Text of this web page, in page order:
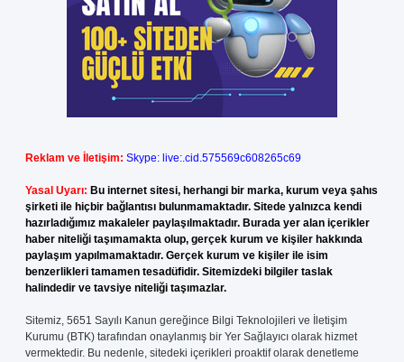
Reklam ve İletişim: Skype: live:.cid.575569c608265c69
Yasal Uyarı: Bu internet sitesi, herhangi bir marka, kurum veya şahıs
şirketi ile hiçbir bağlantısı bulunmamaktadır. Sitede yalnızca kendi
hazırladığımız makaleler paylaşılmaktadır. Burada yer alan içerikler
haber niteliği taşımamakta olup, gerçek kurum ve kişiler hakkında
paylaşım yapılmamaktadır. Gerçek kurum ve kişiler ile isim
benzerlikleri tamamen tesadüfidir. Sitemizdeki bilgiler taslak
halindedir ve tavsiye niteliği taşımazlar.
Sitemiz, 5651 Sayılı Kanun gereğince Bilgi Teknolojileri ve İletişim
Kurumu (BTK) tarafından onaylanmış bir Yer Sağlayıcı olarak hizmet
vermektedir. Bu nedenle, sitedeki içerikleri proaktif olarak denetleme